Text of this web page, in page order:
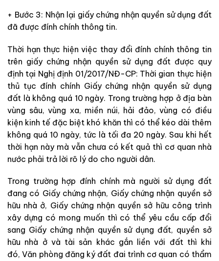
+ Bước 3: Nhận lại giấy chứng nhận quyền sử dụng đất
đã được đính chính thông tin.
Thời hạn thực hiện việc thay đổi đính chính thông tin
trên giấy chứng nhận quyền sử dụng đất được quy
định tại Nghị định 01/2017/NĐ-CP: Thời gian thực hiện
thủ tục đính chính Giấy chứng nhận quyền sử dụng
đất là không quá 10 ngày. Trong trường hợp ở địa bàn
vùng sâu, vùng xa, miền núi, hải đảo, vùng có điều
kiện kinh tế đặc biệt khó khăn thì có thể kéo dài thêm
không quá 10 ngày, tức là tối đa 20 ngày. Sau khi hết
thời hạn này mà vẫn chưa có kết quả thì cơ quan nhà
nước phải trả lời rõ lý do cho người dân.
Trong trường hợp đính chính mà người sử dụng đất
đang có Giấy chứng nhận, Giấy chứng nhận quyền sở
hữu nhà ở, Giấy chứng nhận quyền sở hữu công trình
xây dựng có mong muốn thì có thể yêu cầu cấp đổi
sang Giấy chứng nhận quyền sử dụng đất, quyền sở
hữu nhà ở và tài sản khác gắn liền với đất thì khi
đó, Văn phòng đăng ký đất đai trình cơ quan có thẩm